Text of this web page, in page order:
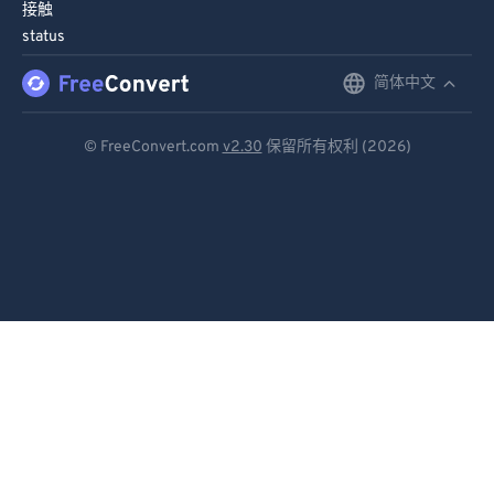
接触
status
简体中文
© FreeConvert.com v2.30 保留所有权利 (2026)